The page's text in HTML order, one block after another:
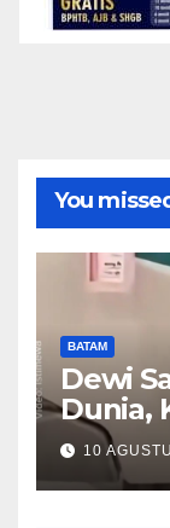
You
BATAM
Dewi
Dunia,
10